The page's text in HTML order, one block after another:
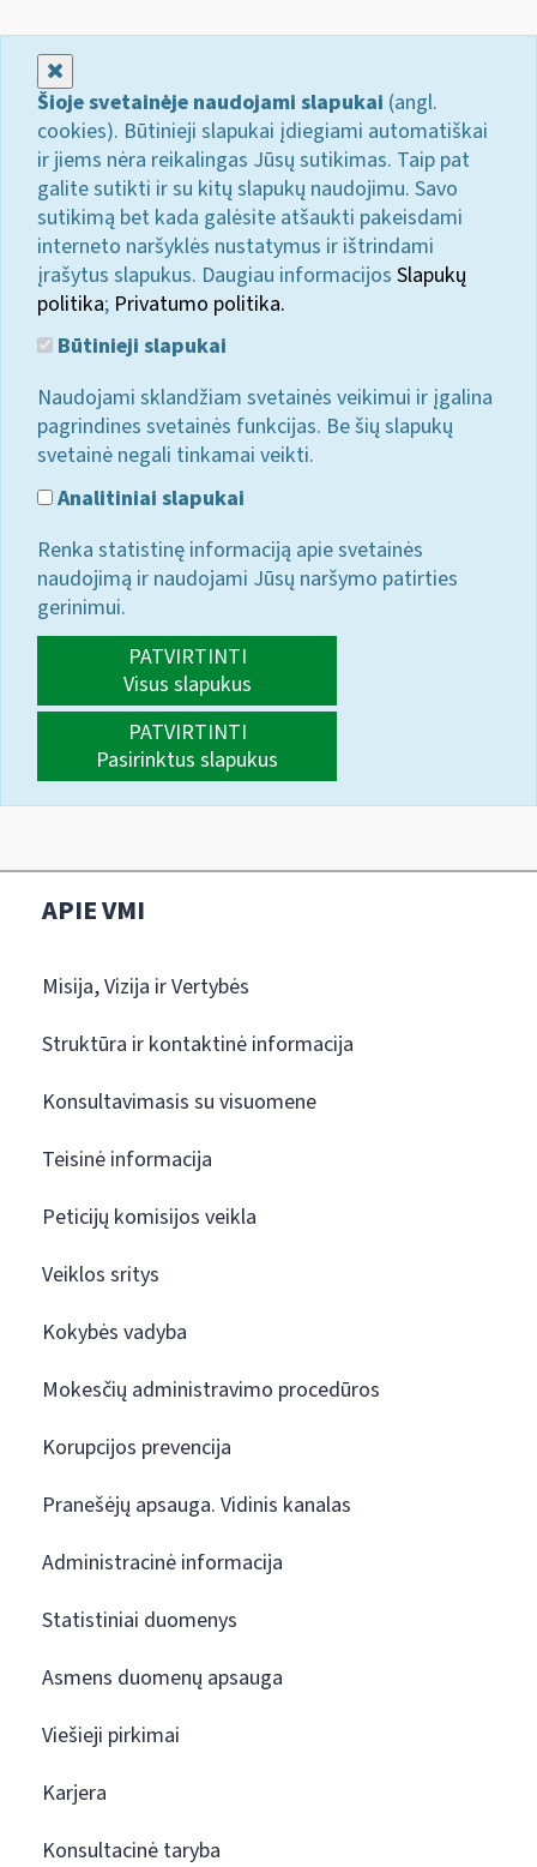
Šioje svetainėje naudojami slapukai (angl.
cookies). Būtinieji slapukai įdiegiami automatiškai
ir jiems nėra reikalingas Jūsų sutikimas. Taip pat
galite sutikti ir su kitų slapukų naudojimu. Savo
sutikimą bet kada galėsite atšaukti pakeisdami
interneto naršyklės nustatymus ir ištrindami
įrašytus slapukus. Daugiau informacijos Slapukų
politika; Privatumo politika.
Būtinieji slapukai
Naudojami sklandžiam svetainės veikimui ir įgalina
pagrindines svetainės funkcijas. Be šių slapukų
svetainė negali tinkamai veikti.
Analitiniai slapukai
Renka statistinę informaciją apie svetainės
naudojimą ir naudojami Jūsų naršymo patirties
gerinimui.
PATVIRTINTI
Visus slapukus
PATVIRTINTI
Pasirinktus slapukus
APIE VMI
Misija, Vizija ir Vertybės
Struktūra ir kontaktinė informacija
Konsultavimasis su visuomene
Teisinė informacija
Peticijų komisijos veikla
Veiklos sritys
Kokybės vadyba
Mokesčių administravimo procedūros
Korupcijos prevencija
Pranešėjų apsauga. Vidinis kanalas
Administracinė informacija
Statistiniai duomenys
Asmens duomenų apsauga
Viešieji pirkimai
Karjera
Konsultacinė taryba